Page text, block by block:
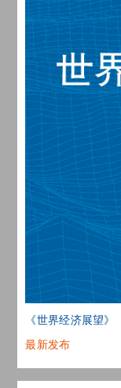
《世界经济展望》
最新发布